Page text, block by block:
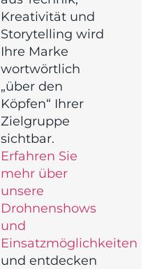
Kreativität und
Storytelling wird
Ihre Marke
wortwörtlich
„über den
Köpfen“ Ihrer
Zielgruppe
sichtbar.
Erfahren Sie
mehr über
unsere
Drohnenshows
und
Einsatzmöglichkeiten
und entdecken